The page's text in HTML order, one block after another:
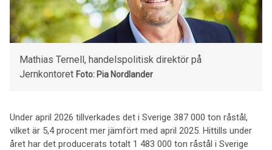
Mathias Ternell, handelspolitisk direktör på
Jernkontoret Foto: Pia Nordlander
Under april 2026 tillverkades det i Sverige 387 000 ton råstål,
vilket är 5,4 procent mer jämfört med april 2025. Hittills under
året har det producerats totalt 1 483 000 ton råstål i Sverige